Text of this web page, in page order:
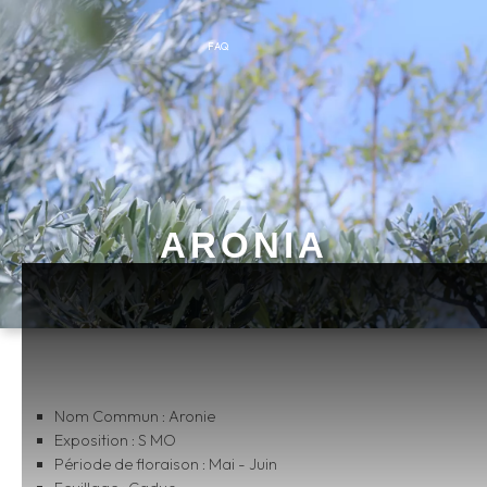
FAQ
ARONIA
Nom Commun : Aronie
Exposition : S MO
Période de floraison : Mai - Juin